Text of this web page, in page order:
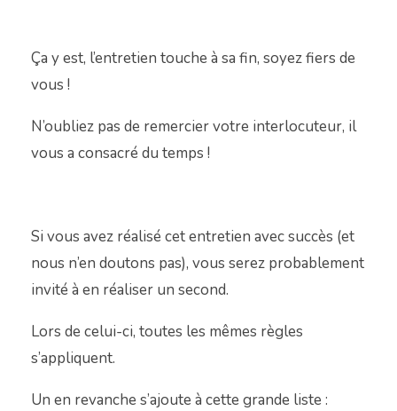
Ça y est, l’entretien touche à sa fin, soyez fiers de
vous !
N’oubliez pas de remercier votre interlocuteur, il
vous a consacré du temps !
Si vous avez réalisé cet entretien avec succès (et
nous n’en doutons pas), vous serez probablement
invité à en réaliser un second.
Lors de celui-ci, toutes les mêmes règles
s’appliquent.
Un en revanche s’ajoute à cette grande liste :